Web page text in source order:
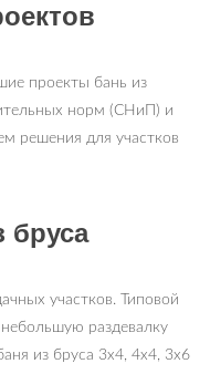
проекты бань из
норм (СНиП) и
решения для участков
бруса
участков. Типовой
раздевалку
из бруса 3х4, 4х4, 3х6